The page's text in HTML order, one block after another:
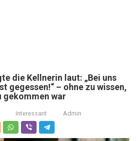
die Kellnerin laut: „Bei uns
gegessen!“ – ohne zu wissen,
gekommen war
Interessant Admin